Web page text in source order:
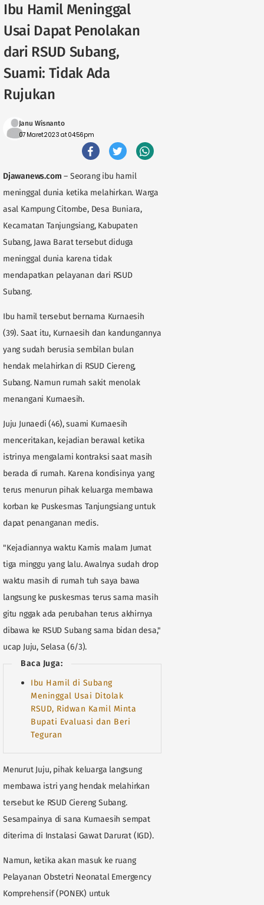
Ibu Hamil Meninggal
Usai Dapat Penolakan
dari RSUD Subang,
Suami: Tidak Ada
Rujukan
Janu Wisnanto
07 Maret 2023 at 04:56pm
Djawanews.com – Seorang ibu hamil
meninggal dunia ketika melahirkan. Warga
asal Kampung Citombe, Desa Buniara,
Kecamatan Tanjungsiang, Kabupaten
Subang, Jawa Barat tersebut diduga
meninggal dunia karena tidak
mendapatkan pelayanan dari RSUD
Subang.
Ibu hamil tersebut bernama Kurnaesih
(39). Saat itu, Kurnaesih dan kandungannya
yang sudah berusia sembilan bulan
hendak melahirkan di RSUD Ciereng,
Subang. Namun rumah sakit menolak
menangani Kurnaesih.
Juju Junaedi (46), suami Kurnaesih
menceritakan, kejadian berawal ketika
istrinya mengalami kontraksi saat masih
berada di rumah. Karena kondisinya yang
terus menurun pihak keluarga membawa
korban ke Puskesmas Tanjungsiang untuk
dapat penanganan medis.
"Kejadiannya waktu Kamis malam Jumat
tiga minggu yang lalu. Awalnya sudah drop
waktu masih di rumah tuh saya bawa
langsung ke puskesmas terus sama masih
gitu nggak ada perubahan terus akhirnya
dibawa ke RSUD Subang sama bidan desa,"
ucap Juju, Selasa (6/3).
Baca Juga:
Ibu Hamil di Subang
Meninggal Usai Ditolak
RSUD, Ridwan Kamil Minta
Bupati Evaluasi dan Beri
Teguran
Menurut Juju, pihak keluarga langsung
membawa istri yang hendak melahirkan
tersebut ke RSUD Ciereng Subang.
Sesampainya di sana Kurnaesih sempat
diterima di Instalasi Gawat Darurat (IGD).
Namun, ketika akan masuk ke ruang
Pelayanan Obstetri Neonatal Emergency
Komprehensif (PONEK) untuk